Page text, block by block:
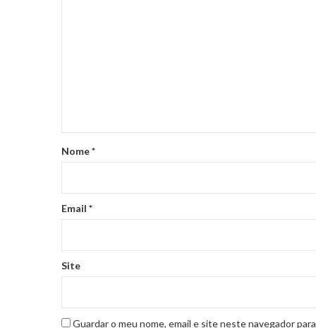
Nome*
Email *
Site
Guardar o meu nome, email e site neste navegador